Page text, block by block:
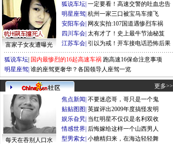
富家子女友遭曝光
狐说车坛 一定要看！高速交警的吐血忠告
明星座驾 杭州一家三口被宝马车撞飞
安阳车会 网友实拍:107国道遇惨烈车祸
四川车会 太有才了！史上最牛节油秘笈
江苏车会 引以为戒！开车接电话恐怖后果
狐说车坛 国内最惨烈的16起高速车祸 跑高速16保命注意事项
明星座驾 谁的座驾更奢华？各国领导人座驾一览
更多>>
每天在吞别人口水
焦点新闻 不要迷恋哥，哥只是一个鬼
贴贴图图 英媒评出2009年度搞怪发明
娱乐旮旯 当红明星不仅仅是名利双收
情感世界 后悔嫁给这样一个山西男人
型男索女 小糖精归来，在海边轻轻舞